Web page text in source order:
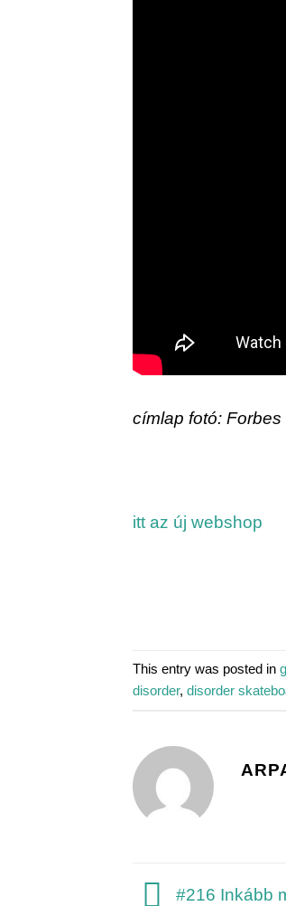
címlap fotó: Forbes
itt az új webshop
This entry was posted in
disorder, disorder
#216 Inkább